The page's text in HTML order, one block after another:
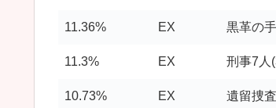
11.36% EX 黒革の
11.3% EX 刑事7人
10.73% EX 遺留捜